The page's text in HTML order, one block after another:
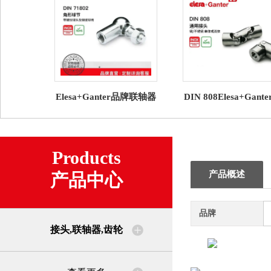
Elesa+Ganter品牌联轴器
带螺纹球头及铆接
DIN
承
Products
产品中心
接头,联轴器,齿轮
产品概述
品牌